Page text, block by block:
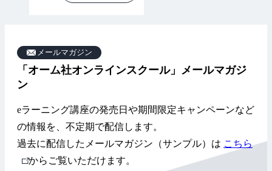
メールマガジン
「オーム社オンラインスクール」メールマガジ
ン
eラーニング講座の発売日や期間限定キャンペーンなど
の情報を、不定期で配信します。
過去に配信したメールマガジン（サンプル）は こちら
外
からご覧いただけます。